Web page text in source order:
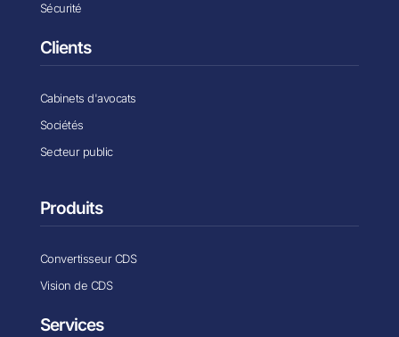
Sécurité
Clients
Cabinets d'avocats
Sociétés
Secteur public
Produits
Convertisseur CDS
Vision de CDS
Services